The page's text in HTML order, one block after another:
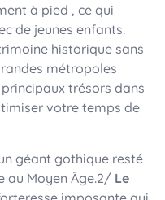
à pied , ce qui
de jeunes enfants.
historique sans
métropoles
trésors dans
votre temps de
géant gothique resté
au Moyen Âge.2/ Le